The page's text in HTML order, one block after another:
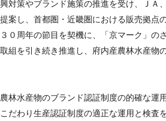
対策やブランド施策の推進を受け、Ｊ
案し、首都圏・近畿圏における販売拠点
０周年の節目を契機に、「京マーク」
組を引き続き推進し、府内産農林水産物
林水産物のブランド認証制度の的確な運
だわり生産認証制度の適正な運用と検